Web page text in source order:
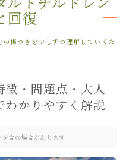
回復
傷つきを少しずつ理解していくた
徴・問題点・大人
わかりやすく解説
含む場合があります